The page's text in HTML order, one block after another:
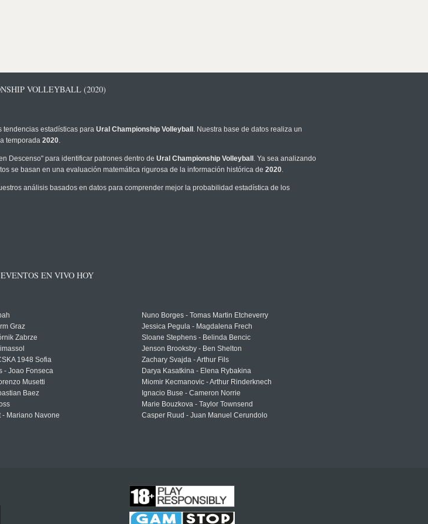
VOLLEYBALL (2020)
tendencias estadísticas para Ural Championship Volleyball . Nuestra base de datos realiza un
temporada 2020.
Descenso" para identificar patrones dentro de Ural Championship Volleyball . Ya sea analizando
se basan en una evaluación matemática rigurosa de la información histórica de 2020.
análisis basados en datos para comprender mejor la probabilidad estadística de los
EN VIVO HOY
Graz
Zabrze
1948 Sofia
- Joao Fonseca
Musetti
Baez
- Mariano Navone
Nuno Borges - Tomas Martin Etcheverry
Jessica Pegula - Magdalena Frech
Sloane Stephens - Belinda Bencic
Jenson Brooksby - Ben Shelton
Zachary Svajda - Arthur Fils
Darya Kasatkina - Elena Rybakina
Miomir Kecmanovic - Arthur Rinderknech
Ignacio Buse - Cameron Norrie
Marie Bouzkova - Taylor Townsend
Casper Ruud - Juan Manuel Cerundolo